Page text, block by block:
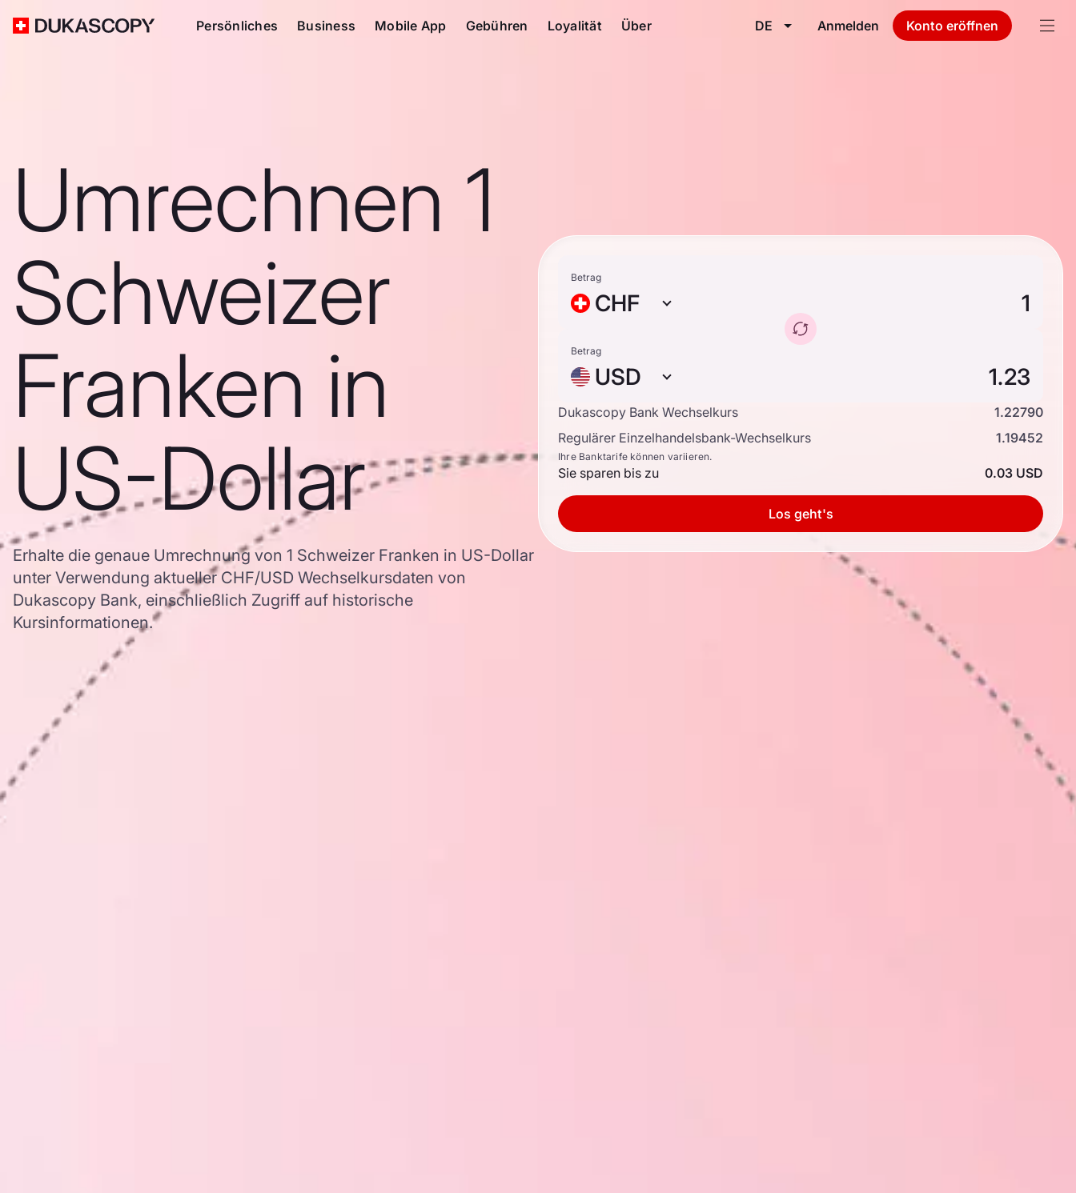
Persönliches Business Mobile App Gebühren Loyalität Über DE Anmelden Konto eröffnen
Umrechnen 1
Schweizer
Franken in
US-Dollar
Erhalte die genaue Umrechnung von 1 Schweizer Franken in US-Dollar
unter Verwendung aktueller CHF/USD Wechselkursdaten von
Dukascopy Bank, einschließlich Zugriff auf historische
Kursinformationen.
Betrag
CHF
Betrag
USD
Dukascopy Bank Wechselkurs
1.22790
Regulärer Einzelhandelsbank-Wechselkurs
1.19452
Ihre Banktarife können variieren.
Sie sparen bis zu 0.03 USD
Los geht's